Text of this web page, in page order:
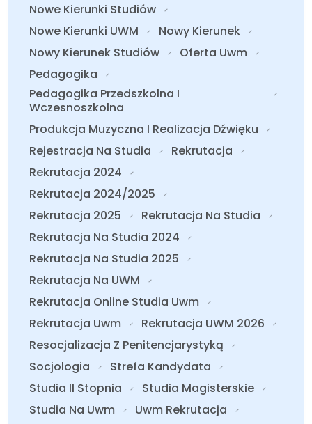
Nowe Kierunki Studiów
Nowe Kierunki UWM
Nowy Kierunek
Nowy Kierunek Studiów
Oferta Uwm
Pedagogika
Pedagogika Przedszkolna I
Wczesnoszkolna
Produkcja Muzyczna I Realizacja Dźwięku
Rejestracja Na Studia
Rekrutacja
Rekrutacja 2024
Rekrutacja 2024/2025
Rekrutacja 2025
Rekrutacja Na Studia
Rekrutacja Na Studia 2024
Rekrutacja Na Studia 2025
Rekrutacja Na UWM
Rekrutacja Online Studia Uwm
Rekrutacja Uwm
Rekrutacja UWM 2026
Resocjalizacja Z Penitencjarystyką
Socjologia
Strefa Kandydata
Studia II Stopnia
Studia Magisterskie
Studia Na Uwm
Uwm Rekrutacja